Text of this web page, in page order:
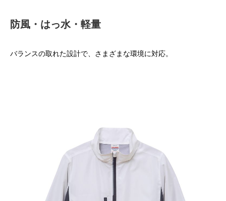
防風・はっ水・軽量
バランスの取れた設計で、さまざまな環境に対応。